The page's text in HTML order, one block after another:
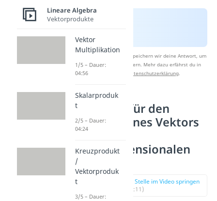
Nach Beantwortung speichern wir deine Antwort, um
Studyflix zu verbessern. Mehr dazu erfährst du in
Datenschutzerklärung
Beispiel für den
Betrag eines Vektors
im
zweidimensionalen
zur Stelle im Video springen
(01:11)
Lineare Algebra
Vektorprodukte
Vektor
Multiplikation
1/5 – Dauer:
04:56
Skalarproduk
t
2/5 – Dauer:
04:24
Kreuzprodukt
/
Vektorproduk
t
3/5 – Dauer: